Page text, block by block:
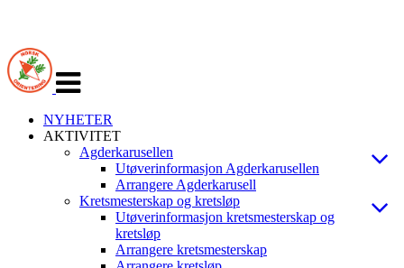
navigasjon
NYHETER
AKTIVITET
Agderkarusellen
Utøverinformasjon Agderkarusellen
Arrangere Agderkarusell
Kretsmesterskap og kretsløp
Utøverinformasjon kretsmesterskap og
kretsløp
Arrangere kretsmesterskap